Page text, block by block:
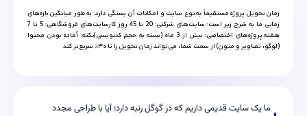
زمان تحویل پروژه مستقیماً به نوع سایت و امکانات آن بستگی دارد. به طور میانگین بازه‌های
زمانی ما به شرح زیر است: سایت‌های شرکتی: 20 تا 45 روز کارسایت‌های فروشگاهی: 5 تا 7
هفته.پروژه‌های اختصاصی: بیش از 3 ماه (بسته به حجم کدنویسی)نکته: آماده بودن محتوا
(لوگو، تصاویر و متون) از سمت شما، می‌تواند زمان تحویل را تا ۳۰٪ سریع‌تر کند
ما یک سایت قدیمی داریم که در گوگل رتبه دارد؛ آیا با طراحی مجدد